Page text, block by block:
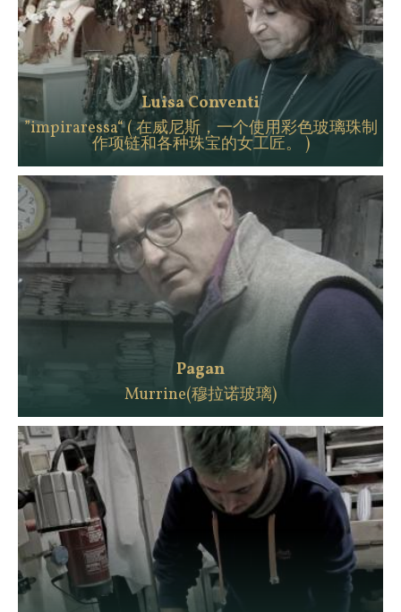
Luisa Conventi
”impiraressa“ ( 在威尼斯，一个使用彩色玻璃珠制
作项链和各种珠宝的女工匠。 )
Pagan
Murrine(穆拉诺玻璃)